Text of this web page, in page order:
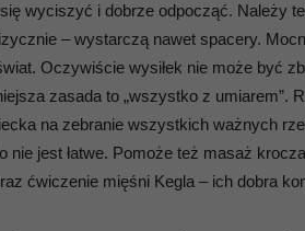
wyciszyć i dobrze odpocząć. Należy
– wystarczą nawet spacery.
Oczywiście wysiłek nie może być
zasada to „wszystko z umiarem”.
na zebranie wszystkich ważnych
nie jest łatwe. Pomoże też masaż
ćwiczenie mięśni Kegla – ich dobra